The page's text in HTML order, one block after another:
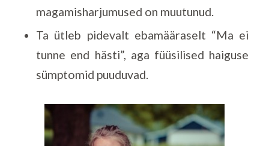
magamisharjumused on muutunud.
Ta ütleb pidevalt ebamääraselt “Ma ei
tunne end hästi”, aga füüsilised haiguse
sümptomid puuduvad.